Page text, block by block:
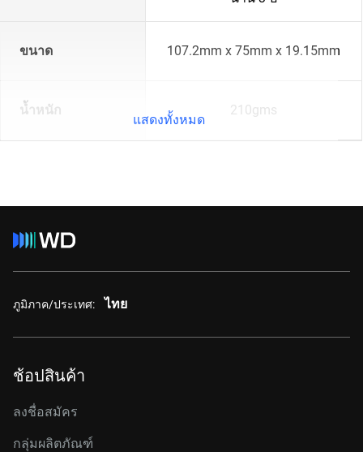
ขนาด 107.2mm x 75mm x 19.15mm
น้ำหนัก 210gms
แสดงทั้งหมด
ภูมิภาค/ประเทศ: ไทย
ช้อปสินค้า
ลงชื่อสมัคร
กลุ่มผลิตภัณฑ์